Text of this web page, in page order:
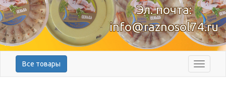
Эл. почта:
info@raznosol74.ru
Меню
Все товары